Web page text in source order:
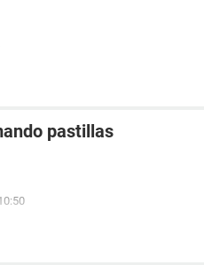
pastillas